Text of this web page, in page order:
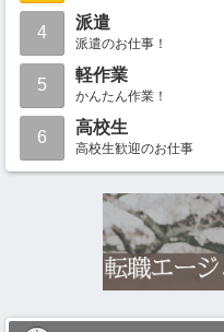
4
派遣
派遣のお仕事！
5
軽作業
かんたん作業！
6
高校生
高校生歓迎のお仕事